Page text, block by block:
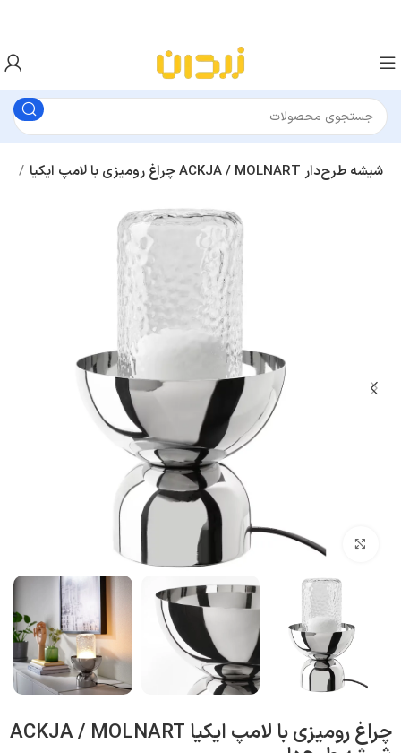
چراغ رومیزی با لامپ ایکیا ACKJA / MOLNART شیشه طرح‌دار
بزرگنمایی تصویر
چراغ رومیزی با لامپ ایکیا ACKJA / MOLNART